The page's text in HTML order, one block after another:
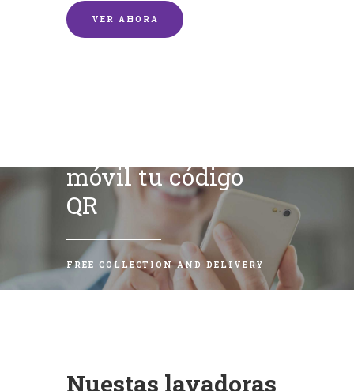
VER AHORA
móvil tu código
QR
FREE COLLECTION AND DELIVERY
Nuestas lavadoras